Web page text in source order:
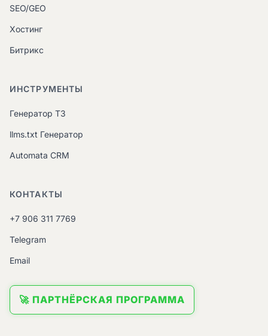
SEO/GEO
Хостинг
Битрикс
ИНСТРУМЕНТЫ
Генератор ТЗ
llms.txt Генератор
Automata CRM
КОНТАКТЫ
+7 906 311 7769
Telegram
Email
🚀 ПАРТНЁРСКАЯ ПРОГРАММА